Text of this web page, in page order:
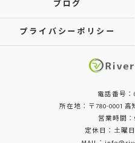
ブログ
プライバシーポリシー
電話番号：
所在地：〒780-0001
営業時間：
定休日：土曜